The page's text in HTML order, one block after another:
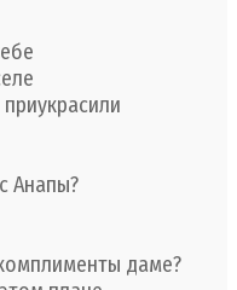
Анапы?
даме?